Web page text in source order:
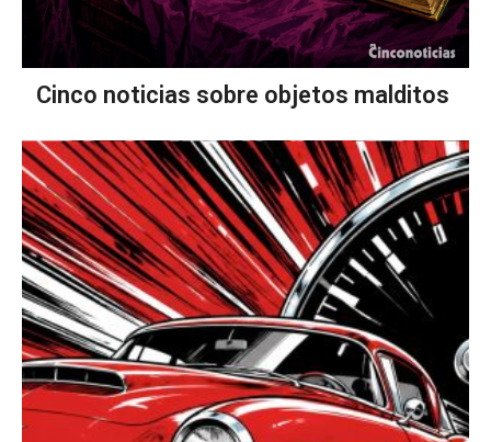
Cinco noticias sobre objetos malditos